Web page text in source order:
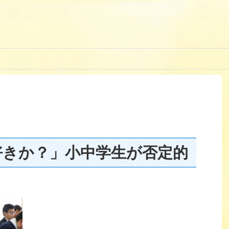
か？」小中学生が否定的